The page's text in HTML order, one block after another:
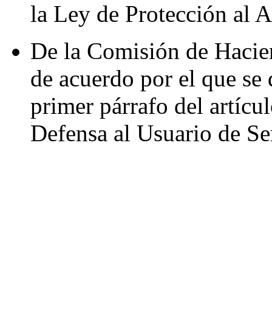
la Ley de Protección al
De la Comisión de
de acuerdo por el que
primer párrafo del
Defensa al Usuario de